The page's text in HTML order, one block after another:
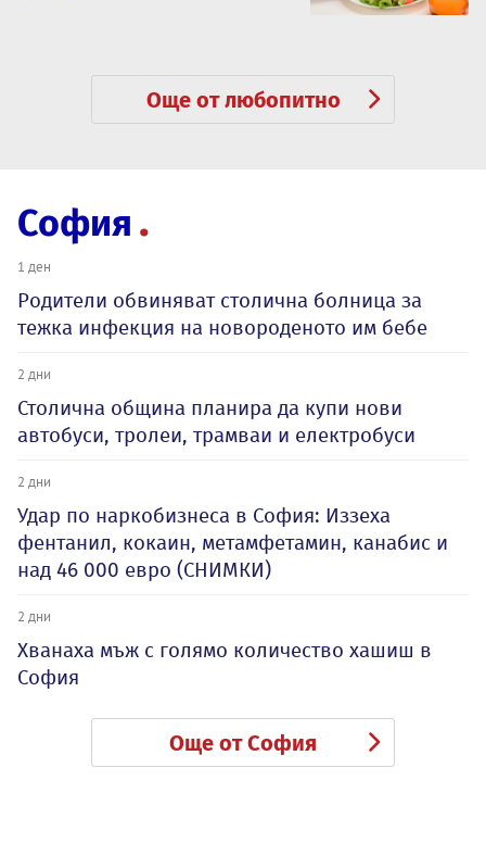
Още от любопитно
София
1 ден
Родители обвиняват столична болница за
тежка инфекция на новороденото им бебе
2 дни
Столична община планира да купи нови
автобуси, тролеи, трамваи и електробуси
2 дни
Удар по наркобизнеса в София: Иззеха
фентанил, кокаин, метамфетамин, канабис и
над 46 000 евро (СНИМКИ)
2 дни
Хванаха мъж с голямо количество хашиш в
София
Още от София